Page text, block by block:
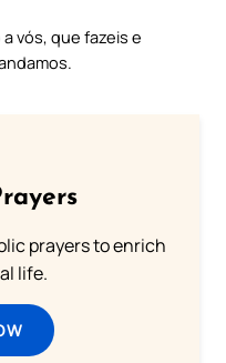
vós, que fazeis e
prayers to enrich
life.